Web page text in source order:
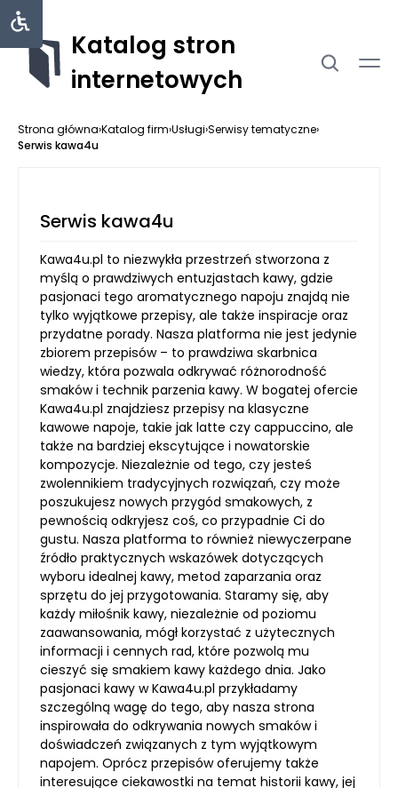
Katalog stron
internetowych
Strona główna›Katalog firm›Usługi›Serwisy tematyczne›
Serwis kawa4u
Serwis kawa4u
Kawa4u.pl to niezwykła przestrzeń stworzona z
myślą o prawdziwych entuzjastach kawy, gdzie
pasjonaci tego aromatycznego napoju znajdą nie
tylko wyjątkowe przepisy, ale także inspiracje oraz
przydatne porady. Nasza platforma nie jest jedynie
zbiorem przepisów – to prawdziwa skarbnica
wiedzy, która pozwala odkrywać różnorodność
smaków i technik parzenia kawy. W bogatej ofercie
Kawa4u.pl znajdziesz przepisy na klasyczne
kawowe napoje, takie jak latte czy cappuccino, ale
także na bardziej ekscytujące i nowatorskie
kompozycje. Niezależnie od tego, czy jesteś
zwolennikiem tradycyjnych rozwiązań, czy może
poszukujesz nowych przygód smakowych, z
pewnością odkryjesz coś, co przypadnie Ci do
gustu. Nasza platforma to również niewyczerpane
źródło praktycznych wskazówek dotyczących
wyboru idealnej kawy, metod zaparzania oraz
sprzętu do jej przygotowania. Staramy się, aby
każdy miłośnik kawy, niezależnie od poziomu
zaawansowania, mógł korzystać z użytecznych
informacji i cennych rad, które pozwolą mu
cieszyć się smakiem kawy każdego dnia. Jako
pasjonaci kawy w Kawa4u.pl przykładamy
szczególną wagę do tego, aby nasza strona
inspirowała do odkrywania nowych smaków i
doświadczeń związanych z tym wyjątkowym
napojem. Oprócz przepisów oferujemy także
interesujące ciekawostki na temat historii kawy, jej